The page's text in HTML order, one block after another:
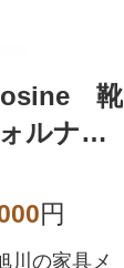
靴
ルナッ
円
川の家具メ